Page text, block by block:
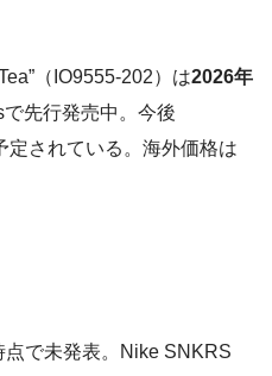
（IO9555-202）は2026年
先行発売中。今後
定されている。海外価格は
点で未発表。Nike SNKRS